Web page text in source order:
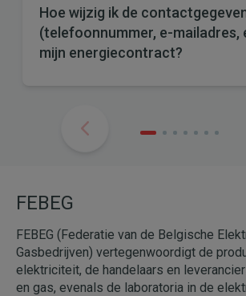
Hoe wijzig ik de
(telefoonnummer, e-mailadres,
mijn energiecontract?
FEBEG
FEBEG (Federatie van de Belgische
Gasbedrijven) vertegenwoordigt de
elektriciteit, de handelaars en
en gas, evenals de laboratoria in de